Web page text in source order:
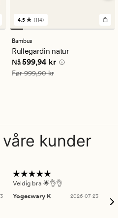
114
anmeldelser
med
en
gjennomsnittlig
vurdering
på
4.5
4.5 (114)
Bambus
Rullegardin natur
Nåværende pris
Nå599,94 kr
Vanlig pris 999,90 kr
Før999,90 kr
kunder
Veldig bra 🌟👌👌
Yogeswary K
2026-07-23